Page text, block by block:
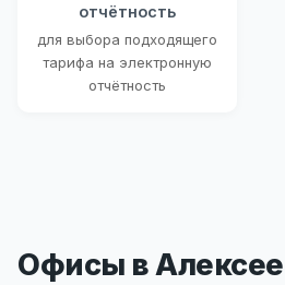
отчётность
для выбора подходящего
тарифа на электронную
отчётность
Офисы в